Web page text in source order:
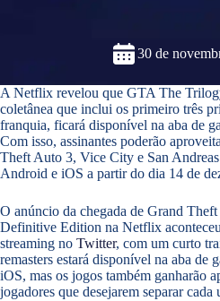
30 de
A Netflix revelou que GTA The
coletânea que inclui os primeiro três
franquia, ficará disponível na aba de
Com isso, assinantes poderão
Theft Auto 3, Vice City e San
Android e iOS a partir do dia 14 de
O anúncio da chegada de Grand
Definitive Edition na Netflix
streaming no Twitter, com um curto
remasters estará disponível na aba
iOS, mas os jogos também ganharão
jogadores que desejarem separar cada